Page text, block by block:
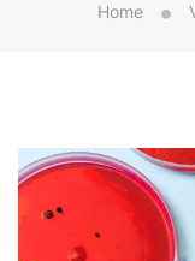
Home